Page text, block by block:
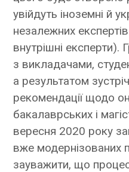
увійдуть іноземні й
незалежних
внутрішні експерти).
з викладачами,
а результатом
рекомендації щодо
бакалаврських і
вересня 2020 року
вже модернізованих
зауважити, що